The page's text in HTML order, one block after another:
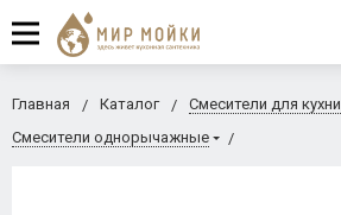
Главная Каталог
Смесители для кухни
Смесители однорычажные